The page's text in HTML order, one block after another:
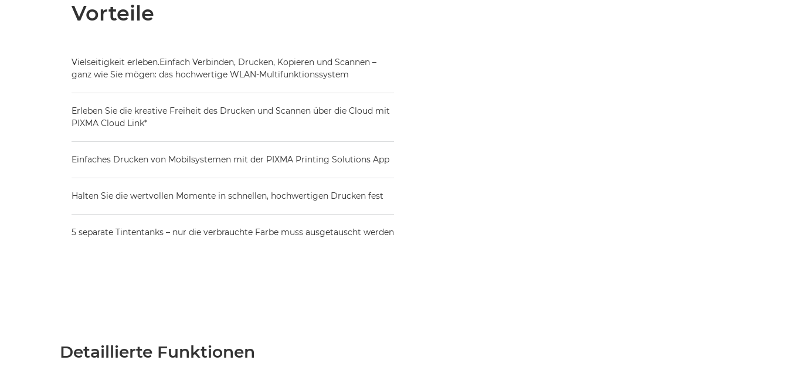
Vorteile
Vielseitigkeit erleben.Einfach Verbinden, Drucken, Kopieren und Scannen –
ganz wie Sie mögen: das hochwertige WLAN-Multifunktionssystem
Erleben Sie die kreative Freiheit des Drucken und Scannen über die Cloud mit
PIXMA Cloud Link*
Einfaches Drucken von Mobilsystemen mit der PIXMA Printing Solutions App
Halten Sie die wertvollen Momente in schnellen, hochwertigen Drucken fest
5 separate Tintentanks – nur die verbrauchte Farbe muss ausgetauscht werden
Detaillierte Funktionen